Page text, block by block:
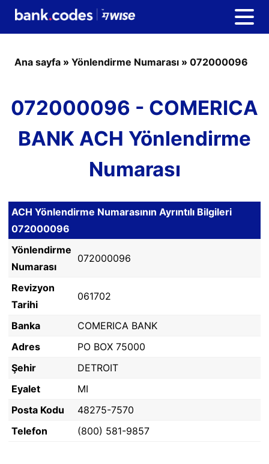
Ana sayfa » Yönlendirme Numarası » 072000096
072000096 - COMERICA
BANK ACH Yönlendirme
Numarası
ACH Yönlendirme Numarasının Ayrıntılı Bilgileri
072000096
Yönlendirme
Numarası
072000096
Revizyon
Tarihi
061702
Banka
COMERICA BANK
Adres
PO BOX 75000
Şehir
DETROIT
Eyalet
MI
Posta Kodu
48275-7570
Telefon
(800) 581-9857